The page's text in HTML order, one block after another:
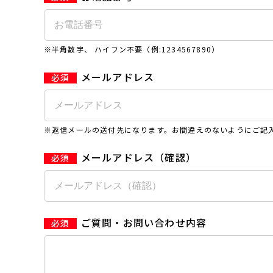
※半角数字、 ハイフン不要（例:1234567890）
メールアドレス
※返信メールの送付先になります。お間違えのないようにご記
メールアドレス（確認）
ご質問・お問い合わせ内容